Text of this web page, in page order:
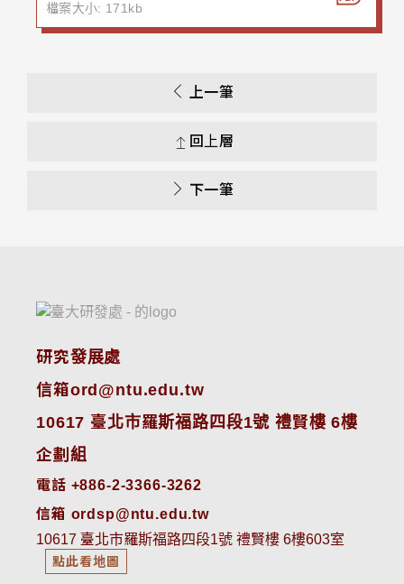
檔案大小: 171kb
上一筆
回上層
下一筆
研究發展處
信箱ord@ntu.edu.tw
10617 臺北市羅斯福路四段1號 禮賢樓 6樓
企劃組
電話 +886-2-3366-3262
信箱 ordsp@ntu.edu.tw
10617 臺北市羅斯福路四段1號 禮賢樓 6樓603室
點此看地圖